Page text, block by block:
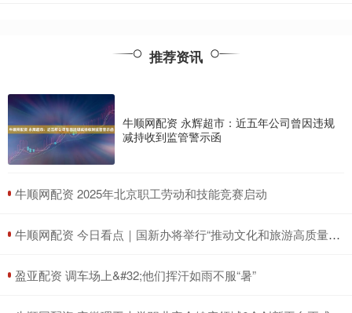
推荐资讯
牛顺网配资 永辉超市：近五年公司曾因违规
减持收到监管警示函
​牛顺网配资 2025年北京职工劳动和技能竞赛启动
​牛顺网配资 今日看点｜国新办将举行“推动文化和旅游高质量发展 丰富人民美好生活”中外记者见面会
​盈亚配资 调车场上&#32;他们挥汗如雨不服“暑”